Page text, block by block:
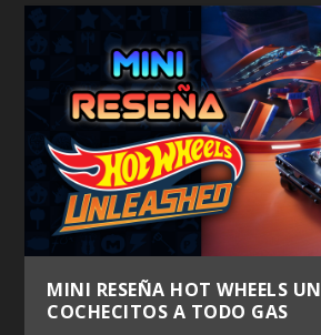
MINI RESEÑA HOT WHEELS
COCHECITOS A TODO GAS